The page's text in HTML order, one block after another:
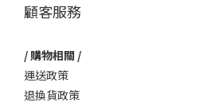
顧客服務
/ 購物相關 /
運送政策
退換貨政策